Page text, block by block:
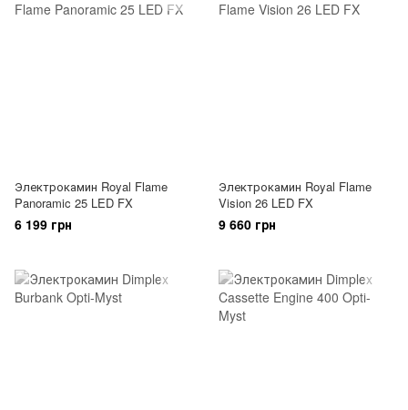
Электрокамин Royal Flame
Panoramic 25 LED FX
6 199 грн
Электрокамин Royal Flame
Vision 26 LED FX
9 660 грн